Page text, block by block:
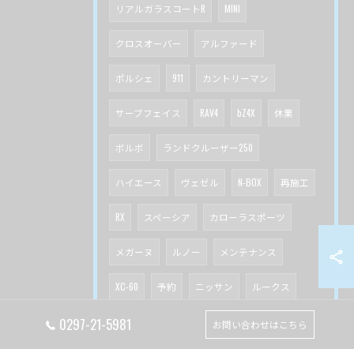
リアルガラスコートR MINI
クロスオーバー アルファード
ポルシェ 911 カントリーマン
サーブフェイス RAV4 bZ4X 休業
ボルボ ランドクルーザー250
ハイエース ヴェゼル N-BOX 再施工
RX スペーシア カローラスポーツ
メガーヌ ルノー メンテナンス
XC-60 予約 ニッサン ルークス
IS
0297-21-5981 お問い合わせはこちら